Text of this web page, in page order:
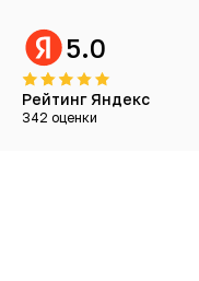
5.0
Рейтинг Яндекс
342 оценки